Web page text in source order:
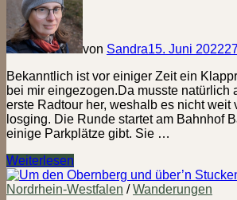
von Sandra15. Juni 2022
Bekanntlich ist vor einiger Zeit ein
bei mir eingezogen.Da musste natürlich
erste Radtour her, weshalb es nicht weit
losging. Die Runde startet am Bahnhof
einige Parkplätze gibt. Sie …
Klappi
on
Tour
Weiterlesen
Nordrhein-Westfalen /Wanderungen